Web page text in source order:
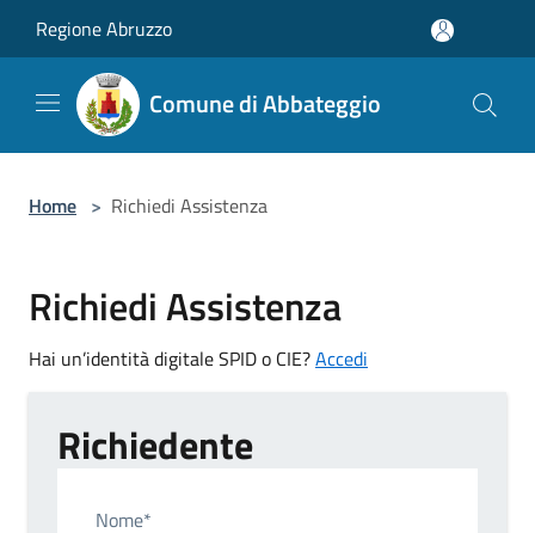
Regione Abruzzo
Comune di Abbateggio
Home > Richiedi Assistenza
Richiedi Assistenza
Hai un’identità digitale SPID o CIE?Accedi
Richiedente
Nome*